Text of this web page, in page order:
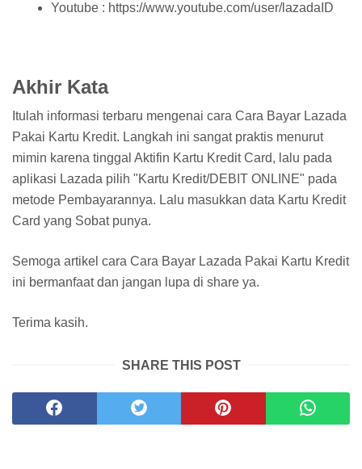
Youtube : https://www.youtube.com/user/lazadaID
Akhir Kata
Itulah informasi terbaru mengenai cara Cara Bayar Lazada
Pakai Kartu Kredit. Langkah ini sangat praktis menurut
mimin karena tinggal Aktifin Kartu Kredit Card, lalu pada
aplikasi Lazada pilih "Kartu Kredit/DEBIT ONLINE" pada
metode Pembayarannya. Lalu masukkan data Kartu Kredit
Card yang Sobat punya.
Semoga artikel cara Cara Bayar Lazada Pakai Kartu Kredit
ini bermanfaat dan jangan lupa di share ya.
Terima kasih.
SHARE THIS POST